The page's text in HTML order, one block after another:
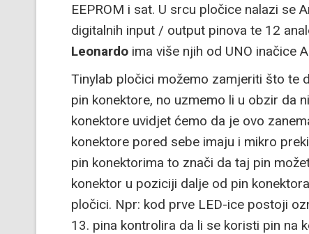
EEPROM i sat. U srcu pločice nalazi se
digitalnih input / output pinova te 12
Leonardo ima više njih od UNO inačice
Tinylab pločici možemo zamjeriti što te
pin konektore, no uzmemo li u obzir da
konektore uvidjet ćemo da je ovo
konektore pored sebe imaju i mikro
pin konektorima to znači da taj pin
konektor u poziciji dalje od pin
pločici. Npr: kod prve LED-ice postoji
13. pina kontrolira da li se koristi pin na